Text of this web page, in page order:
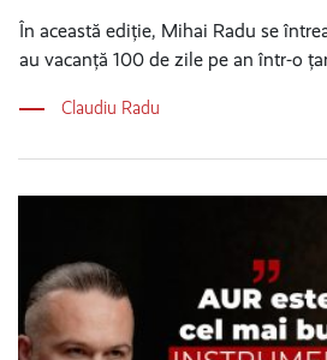
În această ediție, Mihai Radu se
au vacanță 100 de zile pe an într-o
Claudiu Radu